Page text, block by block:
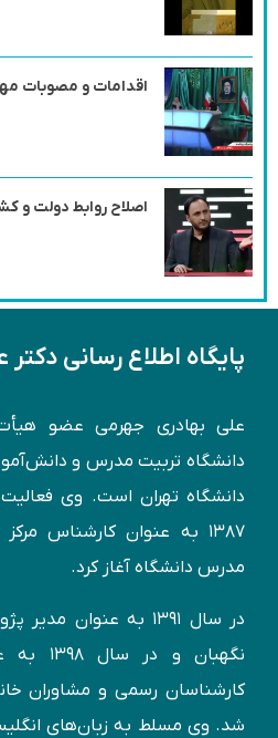
اقدامات و مصوبات
اصلاح روابط دولت و
پایگاه اطلاع رسانی
علی بهادری جهرمی عضو
دانشگاه تربیت مدرس و
دانشگاه تهران است. وی
۱۳۸۷ به عنوان
مدرس دانشگاه آغاز کرد.
در سال ۱۳۹۱ به
نگهبان
کارشناسان رسمی و مشاوران
شد. وی مسلط به زبان‌های